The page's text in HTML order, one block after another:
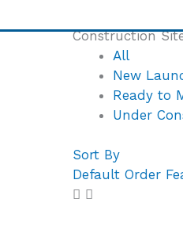
Construction
All
New
Ready to
Under
Sort By
Default Order